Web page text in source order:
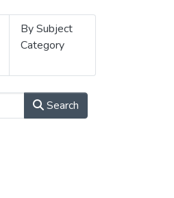
By Subject
Category
Search